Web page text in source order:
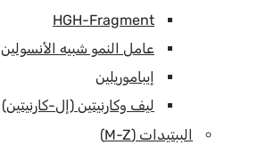
HGH-Fragment
عامل النمو شبيه الأنسولين
إيباموريلين
ليف وكارنيتين (إل-كارنيتين)
الببتيدات (M-Z)